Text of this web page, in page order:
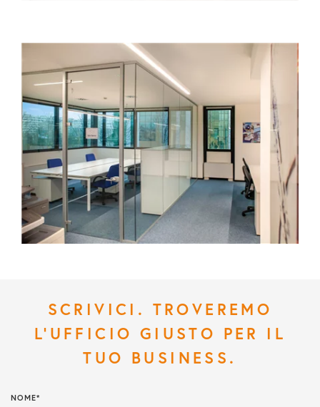
SCRIVICI. TROVEREMO
L'UFFICIO GIUSTO PER IL
TUO BUSINESS.
NOME*